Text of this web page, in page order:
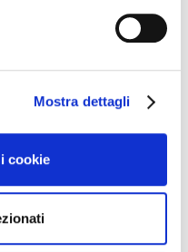
Mostra dettagli
cookie
141,